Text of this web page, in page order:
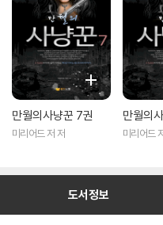
만월의사냥꾼 7권
미리어드 저 저
만월의
미리어드
도서정보